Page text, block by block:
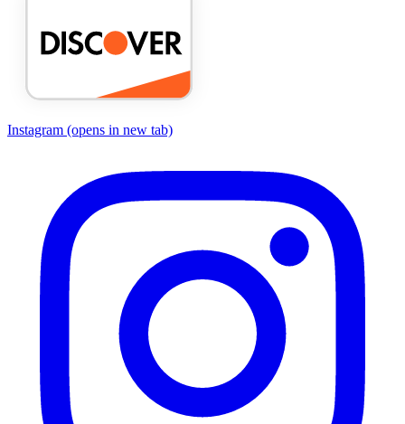
Instagram (opens in new tab)